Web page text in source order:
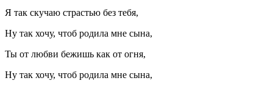
Я так скучаю страстью без тебя,
Ну так хочу, чтоб родила мне сына,
Ты от любви бежишь как от огня,
Ну так хочу, чтоб родила мне сына,